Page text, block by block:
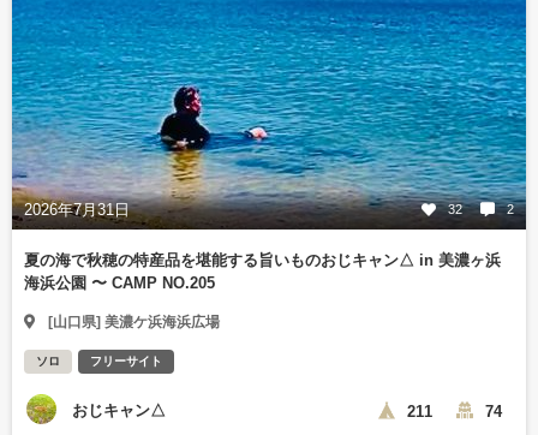
2026年7月31日 32 2
夏の海で秋穂の特産品を堪能する旨いものおじキャン△ in 美濃ヶ浜
海浜公園 〜 CAMP NO.205
[山口県] 美濃ケ浜海浜広場
ソロ フリーサイト
おじキャン△ 211 74